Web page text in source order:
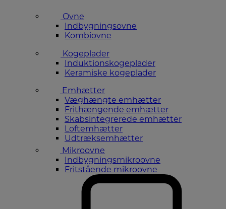
Ovne
Indbygningsovne
Kombiovne
Kogeplader
Induktionskogeplader
Keramiske kogeplader
Emhætter
Væghængte emhætter
Frithængende emhætter
Skabsintegrerede emhætter
Loftemhætter
Udtræksemhætter
Mikroovne
Indbygningsmikroovne
Fritstående mikroovne